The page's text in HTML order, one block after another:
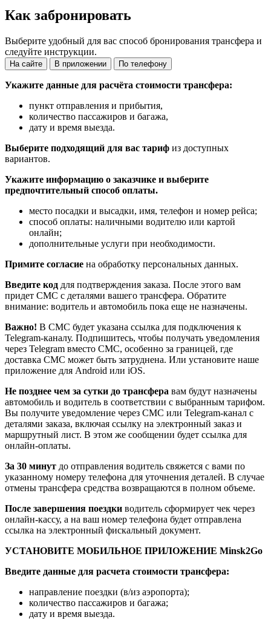
Как забронировать
Выберите удобный для вас способ бронирования трансфера и
следуйте инструкции.
На сайте В приложении По телефону
Укажите данные для расчёта стоимости трансфера:
пункт отправления и прибытия,
количество пассажиров и багажа,
дату и время выезда.
Выберите подходящий для вас тариф из доступных
вариантов.
Укажите информацию о заказчике и выберите
предпочтительный способ оплаты.
место посадки и высадки, имя, телефон и номер рейса;
способ оплаты: наличными водителю или картой
онлайн;
дополнительные услуги при необходимости.
Примите согласие на обработку персональных данных.
Введите код для подтверждения заказа. После этого вам
придет СМС с деталями вашего трансфера. Обратите
внимание: водитель и автомобиль пока еще не назначены.
Важно! В СМС будет указана ссылка для подключения к
Telegram-каналу. Подпишитесь, чтобы получать уведомления
через Telegram вместо СМС, особенно за границей, где
доставка СМС может быть затруднена. Или установите наше
приложение для Android или iOS.
Не позднее чем за сутки до трансфера вам будут назначены
автомобиль и водитель в соответствии с выбранным тарифом.
Вы получите уведомление через СМС или Telegram-канал с
деталями заказа, включая ссылку на электронный заказ и
маршрутный лист. В этом же сообщении будет ссылка для
онлайн-оплаты.
За 30 минут до отправления водитель свяжется с вами по
указанному номеру телефона для уточнения деталей. В случае
отмены трансфера средства возвращаются в полном объеме.
После завершения поездки водитель сформирует чек через
онлайн-кассу, а на ваш номер телефона будет отправлена
ссылка на электронный фискальный документ.
УСТАНОВИТЕ МОБИЛЬНОЕ ПРИЛОЖЕНИЕ Minsk2Go
Введите данные для расчета стоимости трансфера:
направление поездки (в/из аэропорта);
количество пассажиров и багажа;
дату и время выезда.